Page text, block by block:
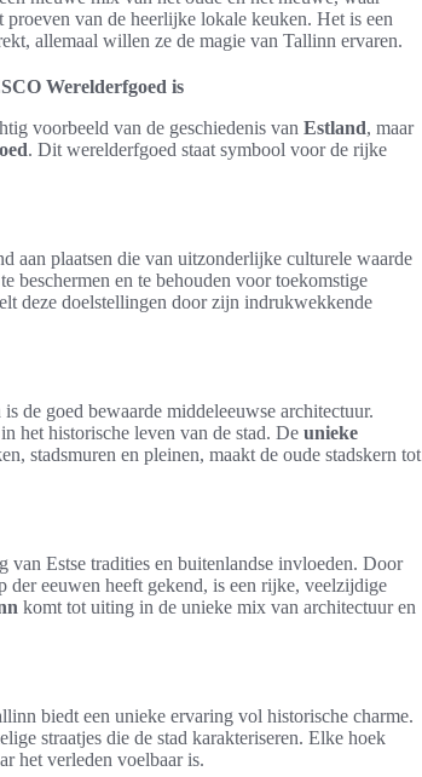
van de heerlijke lokale keuken. Het is een
allemaal willen ze de magie van Tallinn ervaren.
Werelderfgoed is
voorbeeld van de geschiedenis van Estland, maar
. Dit werelderfgoed staat symbool voor de rijke
aan plaatsen die van uitzonderlijke culturele waarde
beschermen en te behouden voor toekomstige
deze doelstellingen door zijn indrukwekkende
de goed bewaarde middeleeuwse architectuur.
het historische leven van de stad. De unieke
stadsmuren en pleinen, maakt de oude stadskern tot
van Estse tradities en buitenlandse invloeden. Door
der eeuwen heeft gekend, is een rijke, veelzijdige
komt tot uiting in de unieke mix van architectuur en
biedt een unieke ervaring vol historische charme.
straatjes die de stad karakteriseren. Elke hoek
het verleden voelbaar is.